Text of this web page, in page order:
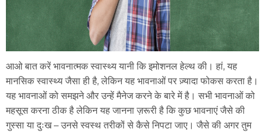
आओ बात करें भावनात्मक स्वास्थ्य यानी कि इमोशनल हेल्थ की। हां, यह
मानसिक स्वास्थ्य जैसा ही है, लेकिन यह भावनाओं पर ज़्यादा फोकस करता है।
यह भावनाओं को समझने और उन्हें मैनेज करने के बारे में है। सभी भावनाओं को
महसूस करना ठीक है लेकिन यह जानना ज़रूरी है कि कुछ भावनाएं जैसे की
गुस्सा या दुःख – उनसे स्वस्थ तरीकों से कैसे निपटा जाए। जैसे की अगर तुम